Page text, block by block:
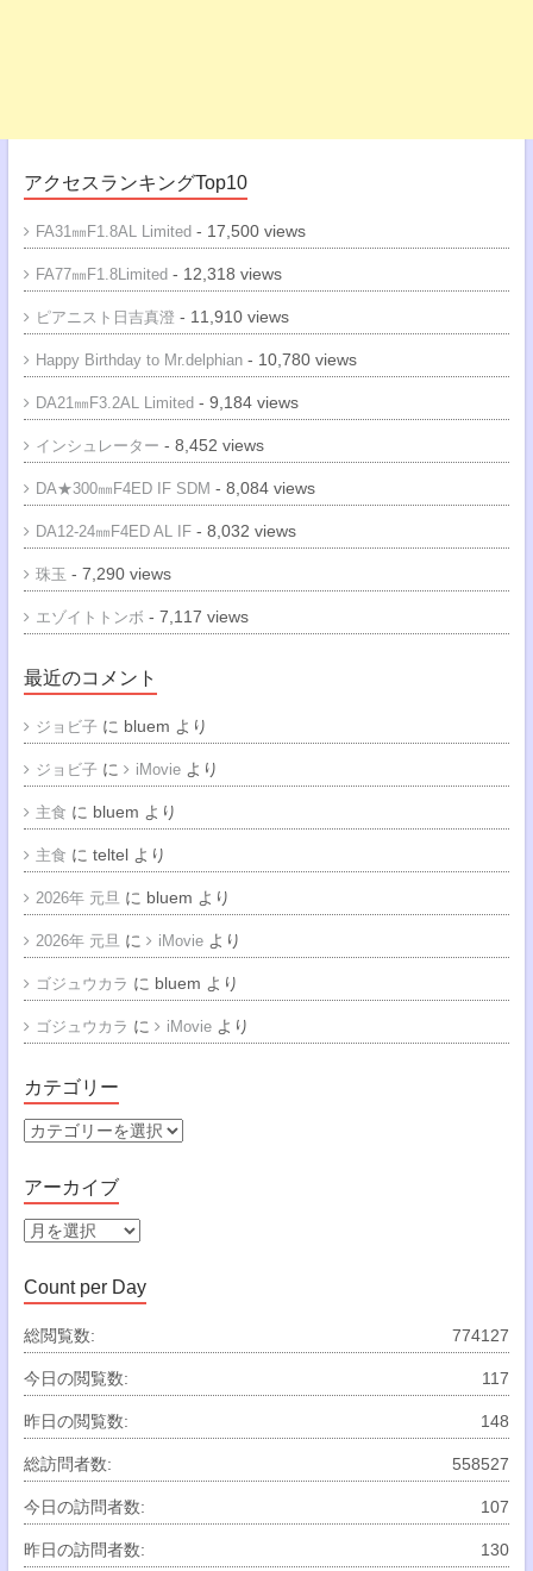
アクセスランキングTop10
FA31㎜F1.8AL Limited- 17,500 views
FA77㎜F1.8Limited- 12,318 views
ピアニスト日吉真澄 - 11,910 views
Happy Birthday to Mr.delphian- 10,780 views
DA21㎜F3.2AL Limited- 9,184 views
インシュレーター - 8,452 views
DA★300㎜F4ED IF SDM - 8,084 views
DA12-24㎜F4ED AL IF- 8,032 views
珠玉 - 7,290 views
エゾイトトンボ - 7,117 views
最近のコメント
ジョビ子 に bluem より
ジョビ子 に iMovieより
主食 に bluem より
主食 に teltelより
2026年 元旦 に bluem より
2026年 元旦 に iMovieより
ゴジュウカラ に bluem より
ゴジュウカラ に iMovieより
カテゴリー
カ
ゴ
リ
ー
アーカイブ
ア
カ
イ
ブ
Count per Day
774127
総閲覧数:
117
今日の閲覧数:
148
昨日の閲覧数:
558527
総訪問者数:
107
今日の訪問者数:
130
昨日の訪問者数: